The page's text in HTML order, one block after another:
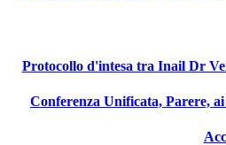
Protocollo d'intesa tra Inail Dr
Conferenza Unificata, Parere, ai